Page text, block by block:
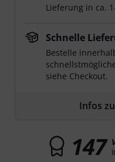
Lieferung in ca.
Schnelle
Bestelle
siehe Checkout.
Infos
147